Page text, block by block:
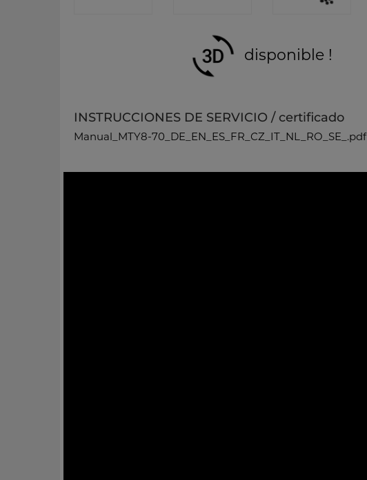
disponible !
INSTRUCCIONES DE SERVICIO / certificado
Manual_MTY8-70_DE_EN_ES_FR_CZ_IT_NL_RO_SE_.pdf